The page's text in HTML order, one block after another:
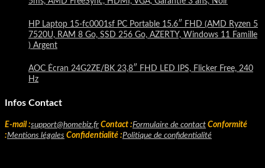
HP Laptop 15-fc0001sf PC Portable 15.6″ FHD (AMD Ryzen 5
7520U, RAM 8 Go, SSD 256 Go, AZERTY, Windows 11 Famille
) Argent
AOC Écran 24G2ZE/BK 23,8″ FHD LED IPS, Flicker Free, 240
Hz
Infos Contact
E-mail :support@homebiz.fr Contact :Formulaire de contact Conformité
:Mentions légales Confidentialité :Politique de confidentialité